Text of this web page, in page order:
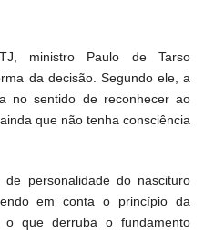
ministro Paulo de Tarso
da decisão. Segundo ele, a
no sentido de reconhecer ao
que não tenha consciência
personalidade do nascituro
em conta o princípio da
o que derruba o fundamento